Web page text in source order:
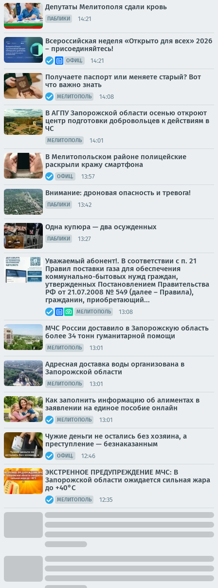
Депутаты Мелитополя сдали кровь
ПАБЛИКИ 14:21
Всероссийская неделя «Открыто для всех» 2026
– присоединяйтесь!
ОФИЦ. 14:21
Получаете паспорт или меняете старый? Вот
что важно знать
МЕЛИТОПОЛЬ 14:08
В АГПУ Запорожской области осенью откроют
центр подготовки добровольцев к действиям в
ЧС
МЕЛИТОПОЛЬ 14:01
В Мелитопольском районе полицейские
раскрыли кражу смартфона
ОФИЦ. 13:57
Внимание: дроновая опасность и тревога!
ПАБЛИКИ 13:42
Одна купюра — два осужденных
ПАБЛИКИ 13:27
Уважаемый абонент!. В соответствии с п. 21
Правил поставки газа для обеспечения
коммунально-бытовых нужд граждан,
утвержденных Постановлением Правительства
РФ от 21.07.2008 № 549 (далее – Правила),
гражданин, приобретающий...
МЕЛИТОПОЛЬ 13:08
МЧС России доставило в Запорожскую область
более 34 тонн гуманитарной помощи
МЕЛИТОПОЛЬ 13:01
Адресная доставка воды организована в
Запорожской области
МЕЛИТОПОЛЬ 13:01
Как заполнить информацию об алиментах в
заявлении на единое пособие онлайн
МЕЛИТОПОЛЬ 13:01
Чужие деньги не остались без хозяина, а
преступление — безнаказанным
ОФИЦ. 12:46
ЭКСТРЕННОЕ ПРЕДУПРЕЖДЕНИЕ МЧС: В
Запорожской области ожидается сильная жара
до +40°C
МЕЛИТОПОЛЬ 12:35